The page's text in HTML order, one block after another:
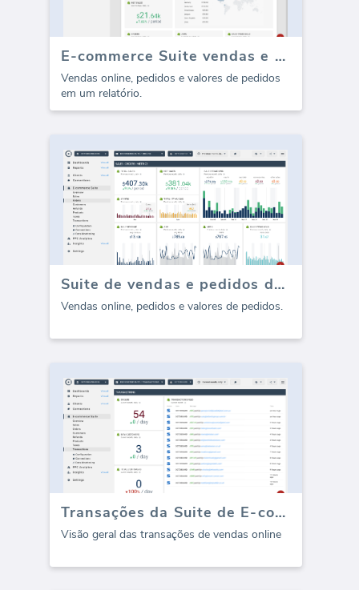
E-commerce Suite vendas e pedidos (Relatório)
Vendas online, pedidos e valores de pedidos
em um relatório.
Suite de vendas e pedidos de comércio eletrônico
Vendas online, pedidos e valores de pedidos.
Transações da Suite de E-commerce
Visão geral das transações de vendas online